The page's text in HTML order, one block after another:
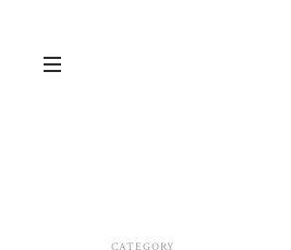
CATEGORY